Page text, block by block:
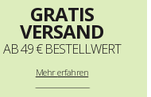
GRATIS
VERSAND
AB 49 € BESTELLWERT
Mehrerfahren
--------------------------------------------------------------------